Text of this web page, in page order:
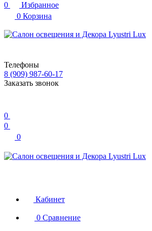
0
Избранное
0 Корзина
Телефоны
8 (909) 987-60-17
Заказать звонок
0
0
0
Кабинет
0 Сравнение